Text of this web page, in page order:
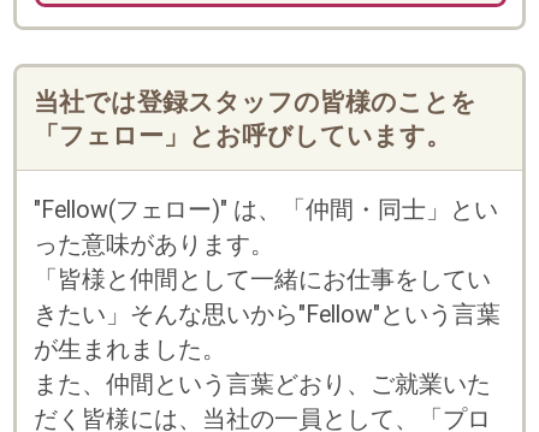
ア」のいずれかのサービスにご登録済みの方は、
お持ちのログインID(メールアドレスかフェロー
コード)とパスワードをご利用いただけます。
プライバシーポリシー
© 2023 b-style smartcareer Inc.